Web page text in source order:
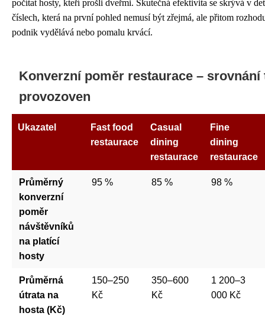
počítat hosty, kteří prošli dveřmi. Skutečná efektivita se skrývá v
číslech, která na první pohled nemusí být zřejmá, ale přitom
podnik vydělává nebo pomalu krvácí.
Konverzní poměr restaurace – srovnání
provozoven
Ukazatel
Fast food
restaurace
Casual
dining
restaurace
Fine
dining
restaurace
Průměrný
konverzní
poměr
návštěvníků
na platící
hosty
95 % 85 % 98 %
Průměrná
útrata na
hosta (Kč)
150–250
Kč
350–600
Kč
1 200–3
000 Kč